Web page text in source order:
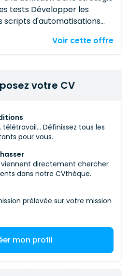
tests Développer les
scripts d'automatisations
des problèmes
de tests et de toute
afférente au
en interrogation et
(SQL) Vous connaissez
outils automatisation
ou autres Connaissance ou
Cloud
Bonne connaissance des
identifiant les opportunités
et capacité de
Pertinence Implication
rédactionnelles et de
Voir cette offre
votre CV
Définissez tous les
pour vous.
viennent directement chercher
dans notre CVthèque.
prélevée sur votre mission
mon profil